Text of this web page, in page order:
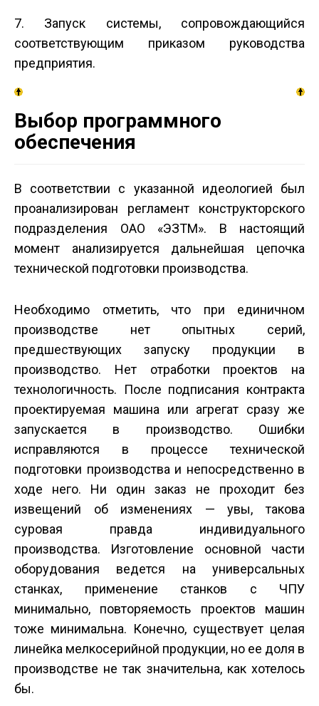
7. Запуск системы, сопровождающийся
соответствующим приказом руководства
предприятия.
Выбор программного
обеспечения
В соответствии с указанной идеологией был
проанализирован регламент конструкторского
подразделения ОАО «ЭЗТМ». В настоящий
момент анализируется дальнейшая цепочка
технической подготовки производства.
Необходимо отметить, что при единичном
производстве нет опытных серий,
предшествующих запуску продукции в
производство. Нет отработки проектов на
технологичность. После подписания контракта
проектируемая машина или агрегат сразу же
запускается в производство. Ошибки
исправляются в процессе технической
подготовки производства и непосредственно в
ходе него. Ни один заказ не проходит без
извещений об изменениях — увы, такова
суровая правда индивидуального
производства. Изготовление основной части
оборудования ведется на универсальных
станках, применение станков с ЧПУ
минимально, повторяемость проектов машин
тоже минимальна. Конечно, существует целая
линейка мелкосерийной продукции, но ее доля в
производстве не так значительна, как хотелось
бы.